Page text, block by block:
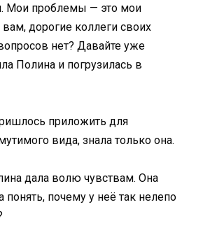
Мои проблемы — это мои
дорогие коллеги своих
нет? Давайте уже
Полина и погрузилась в
приложить для
вида, знала только она.
дала волю чувствам. Она
понять, почему у неё так нелепо